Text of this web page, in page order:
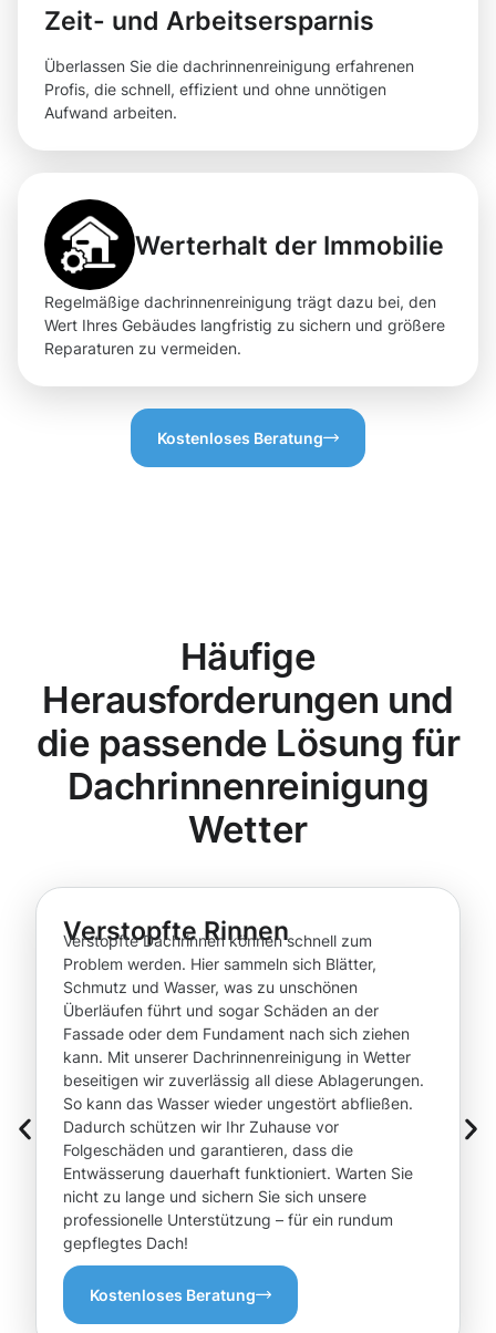
Zeit- und Arbeitsersparnis
Überlassen Sie die dachrinnenreinigung erfahrenen
Profis, die schnell, effizient und ohne unnötigen
Aufwand arbeiten.
Werterhalt der Immobilie
Regelmäßige dachrinnenreinigung trägt dazu bei, den
Wert Ihres Gebäudes langfristig zu sichern und größere
Reparaturen zu vermeiden.
Kostenloses Beratung
Häufige
Herausforderungen und
die passende Lösung für
Dachrinnenreinigung
Wetter
Verstopfte Rinnen
Verstopfte Dachrinnen können schnell zum
Problem werden. Hier sammeln sich Blätter,
Schmutz und Wasser, was zu unschönen
Überläufen führt und sogar Schäden an der
Fassade oder dem Fundament nach sich ziehen
kann. Mit unserer Dachrinnenreinigung in Wetter
beseitigen wir zuverlässig all diese Ablagerungen.
So kann das Wasser wieder ungestört abfließen.
Dadurch schützen wir Ihr Zuhause vor
Folgeschäden und garantieren, dass die
Entwässerung dauerhaft funktioniert. Warten Sie
nicht zu lange und sichern Sie sich unsere
professionelle Unterstützung – für ein rundum
gepflegtes Dach!
Kostenloses Beratung